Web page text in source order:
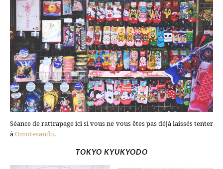
Séance de rattrapage ici si vous ne vous êtes pas déjà laissés tenter
àOmotesando.
TOKYO KYUKYODO